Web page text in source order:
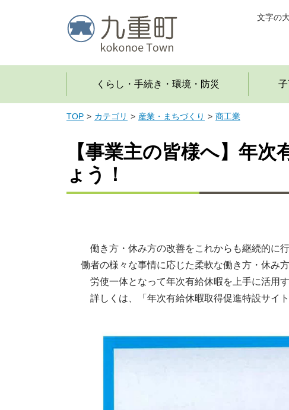
本
文字の
くらし・手続き・環境・防災
TOP カテゴリ 産業・まちづくり 商工業
【事業主の皆様へ】年
ょう！
働き方・休み方の改善をこれからも継続的に
働者の様々な事情に応じた柔軟な働き方・休み
労使一体となって年次有給休暇を上手に活用
詳しくは、「年次有給休暇取得促進特設サイ